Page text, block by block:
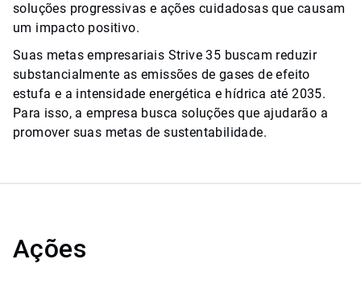
soluções progressivas e ações cuidadosas que causam
um impacto positivo.
Suas metas empresariais Strive 35 buscam reduzir
substancialmente as emissões de gases de efeito
estufa e a intensidade energética e hídrica até 2035.
Para isso, a empresa busca soluções que ajudarão a
promover suas metas de sustentabilidade.
Ações